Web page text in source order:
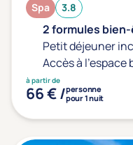
Spa 3.8
2 formules
Petit déjeuner
Accès à l'espace
à partir de
66 € /personne
pour 1 nuit